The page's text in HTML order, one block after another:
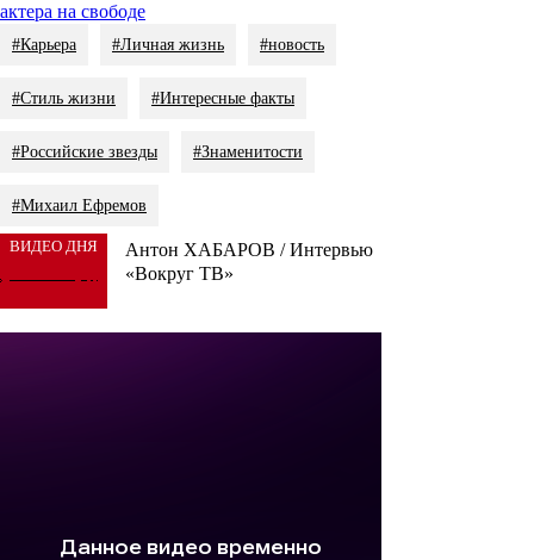
актера на свободе
#Карьера #Личная жизнь #новость
#Стиль жизни #Интересные факты
#Российские звезды #Знаменитости
#Михаил Ефремов
ВИДЕО ДНЯ
Антон ХАБАРОВ / Интервью
«Вокруг ТВ»